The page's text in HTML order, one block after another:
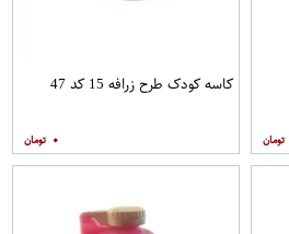
کاسه کودک طرح زرافه 15 کد 47
۰